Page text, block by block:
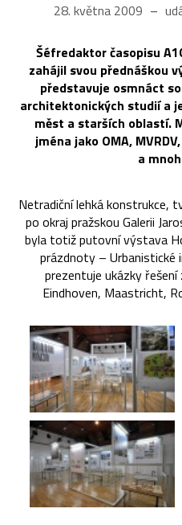
28. května 2009
Šéfredaktor časopisu
zahájil svou přednáškou
představuje osmnáct
architektonických studií a
měst a starších oblastí.
jména jako OMA,
a
Netradiční lehká konstrukce,
po okraj pražskou Galerii
byla totiž putovní výstava
prázdnoty – Urbanistické
prezentuje ukázky
Eindhoven, Maastricht,